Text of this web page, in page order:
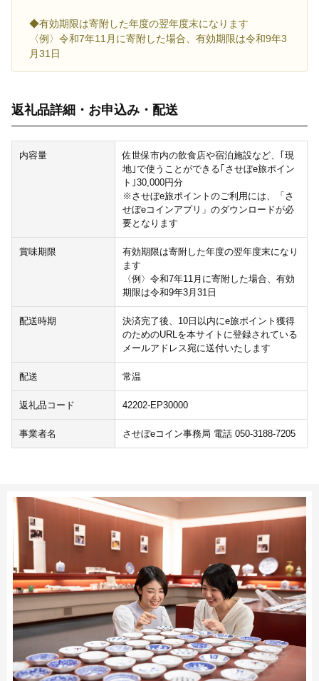
◆有効期限は寄附した年度の翌年度末になります
〈例〉令和7年11月に寄附した場合、有効期限は令和9年3
月31日
返礼品詳細・お申込み・配送
内容量
佐世保市内の飲食店や宿泊施設など、｢現
地｣で使うことができる｢させぼe旅ポイン
ト｣30,000円分
※させぼe旅ポイントのご利用には、「さ
せぼeコインアプリ」のダウンロードが必
要となります
賞味期限
有効期限は寄附した年度の翌年度末になり
ます
〈例〉令和7年11月に寄附した場合、有効
期限は令和9年3月31日
配送時期
決済完了後、10日以内にe旅ポイント獲得
のためのURLを本サイトに登録されている
メールアドレス宛に送付いたします
配送 常温
返礼品コード 42202-EP30000
事業者名 させぼeコイン事務局 電話 050-3188-7205